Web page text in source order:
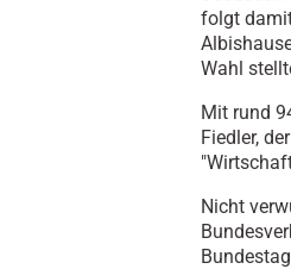
folgt
Wahl
Mit rund
Fiedler,
Nicht